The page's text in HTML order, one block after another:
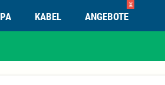
KABEL ANGEBOTE
⏳